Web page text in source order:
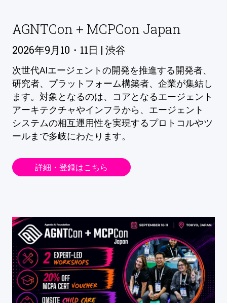
AGNTCon + MCPCon Japan
2026年9月10・11日 | 渋谷
次世代AIエージェントの開発を推進する開発者、
研究者、プラットフォーム構築者、企業が集結し
ます。対象となるのは、コアとなるエージェント
アーキテクチャやインフラから、エージェント
システムの相互運用性を実現するプロトコルやツ
ールまで多岐にわたります。
詳細・登録はこちら